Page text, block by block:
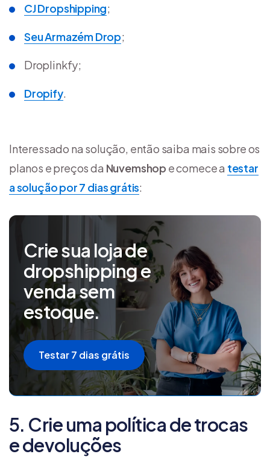
CJ Dropshipping;
Seu Armazém Drop;
Droplinkfy;
Dropify.
Interessado na solução, então saiba mais sobre os
planos e preços da Nuvemshop e comece a testar
a solução por 7 dias grátis:
Crie sua loja de
dropshipping e
venda sem
estoque.
Testar 7 dias grátis
5. Crie uma política de trocas
e devoluções